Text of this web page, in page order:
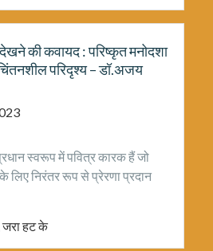
की कवायद : परिष्कृत मनोदशा
परिदृश्य – डॉ.अजय
स्वरूप में पवित्र कारक हैं जो
लिए निरंतर रूप से प्रेरणा प्रदान
जरा हट के